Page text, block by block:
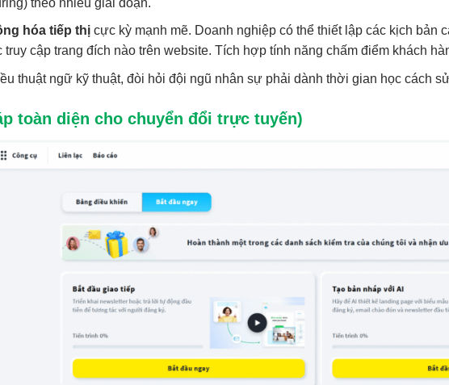
hóa tiếp thịcực kỳ mạnh mẽ. Doanh nghiệp có thể thiết lập các kịch bản
cập trang đích nào trên website. Tích hợp tính năng chấm điểm khách
thuật ngữ kỹ thuật, đòi hỏi đội ngũ nhân sự phải dành thời gian học cách
toàn diện cho chuyển đổi trực tuyến)